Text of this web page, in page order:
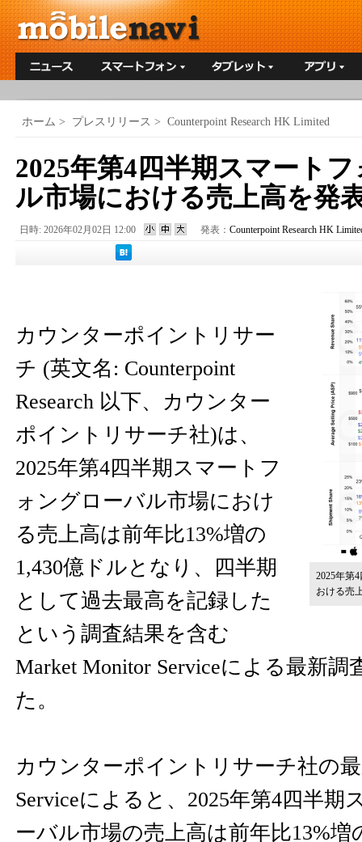
ホーム > プレスリリース > Counterpoint Research HK Limited
2025年第4四半期スマート
ル市場における売上高を発
日時: 2026年02月02日 12:00 発表： Counterpoint Research HK
2025年第
おける売
カウンターポイントリサー
チ (英文名: Counterpoint
Research 以下、カウンター
ポイントリサーチ社)は、
2025年第4四半期スマートフ
ォングローバル市場におけ
る売上高は前年比13%増の
1,430億ドルとなり、四半期
として過去最高を記録した
という調査結果を含む
Market Monitor Serviceによる最新
た。
カウンターポイントリサーチ社の
Serviceによると、2025年第4四半期
ーバル市場の売上高は前年比13%増